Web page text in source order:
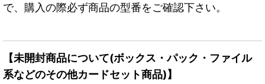
で、購入の際必ず商品の型番をご確認下さい。
【未開封商品について(ボックス・パック・ファイル
系などのその他カードセット商品)】